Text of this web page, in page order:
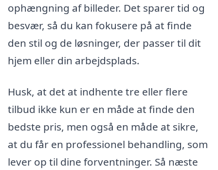
ophængning af billeder. Det sparer tid og
besvær, så du kan fokusere på at finde
den stil og de løsninger, der passer til dit
hjem eller din arbejdsplads.
Husk, at det at indhente tre eller flere
tilbud ikke kun er en måde at finde den
bedste pris, men også en måde at sikre,
at du får en professionel behandling, som
lever op til dine forventninger. Så næste